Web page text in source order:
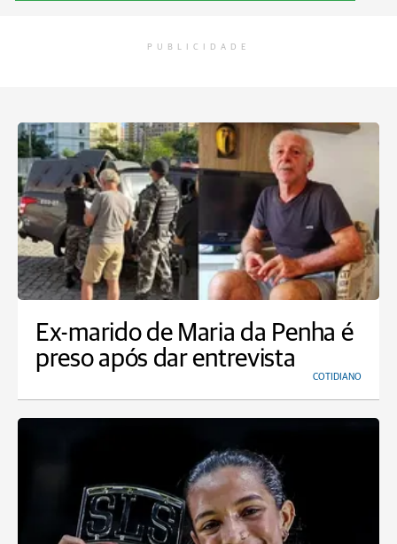
PUBLICIDADE
Ex-marido de Maria da Penha é
preso após dar entrevista
COTIDIANO